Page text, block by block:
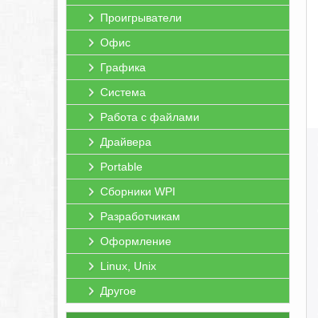
Проигрыватели
Офис
Графика
Система
Работа с файлами
Драйвера
Portable
Сборники WPI
Разработчикам
Оформление
Linux, Unix
Другое